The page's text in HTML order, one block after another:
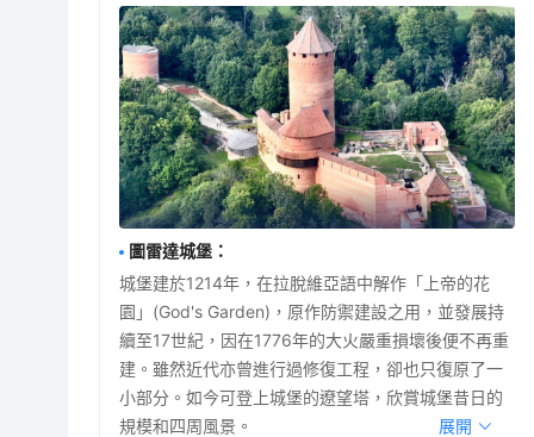
圖雷達城堡 ：
城堡建於1214年，在拉脫維亞語中解作「上帝的花
園」(God's Garden)，原作防禦建設之用，並發展持
續至17世紀，因在1776年的大火嚴重損壞後便不再重
建。雖然近代亦曾進行過修復工程，卻也只復原了一
小部分。如今可登上城堡的遼望塔，欣賞城堡昔日的
規模和四周風景。
展開